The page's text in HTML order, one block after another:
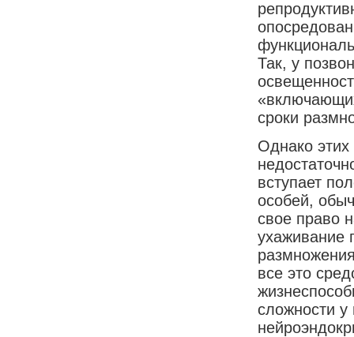
Так, у
сроки
Однако
вступает
особей,
свое право
ухаживание
все это
сложности у